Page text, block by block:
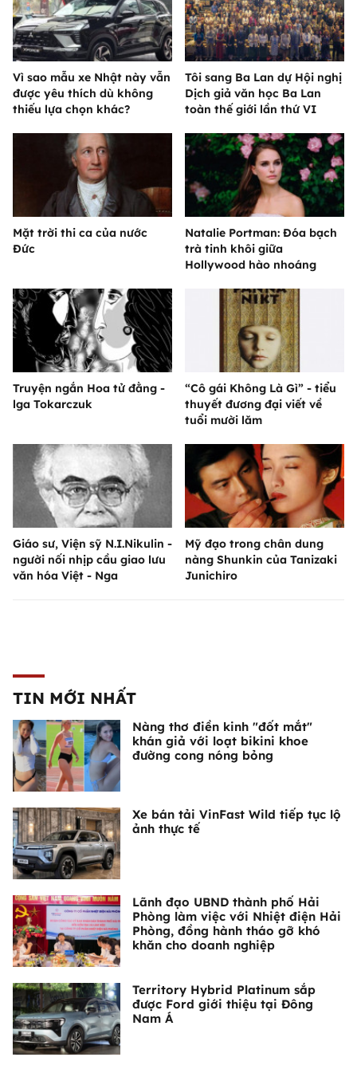
Vì sao mẫu xe Nhật này vẫn
được yêu thích dù không
thiếu lựa chọn khác?
Tôi sang Ba Lan dự Hội nghị
Dịch giả văn học Ba Lan
toàn thế giới lần thứ VI
Mặt trời thi ca của nước
Đức
Natalie Portman: Đóa bạch
trà tinh khôi giữa
Hollywood hào nhoáng
Truyện ngắn Hoa tử đằng -
lga Tokarczuk
“Cô gái Không Là Gì” - tiểu
thuyết đương đại viết về
tuổi mười lăm
Giáo sư, Viện sỹ N.I.Nikulin -
người nối nhịp cầu giao lưu
văn hóa Việt - Nga
Mỹ đạo trong chân dung
nàng Shunkin của Tanizaki
Junichiro
TIN MỚI NHẤT
Nàng thơ điền kinh "đốt mắt"
khán giả với loạt bikini khoe
đường cong nóng bỏng
Xe bán tải VinFast Wild tiếp tục lộ
ảnh thực tế
Lãnh đạo UBND thành phố Hải
Phòng làm việc với Nhiệt điện Hải
Phòng, đồng hành tháo gỡ khó
khăn cho doanh nghiệp
Territory Hybrid Platinum sắp
được Ford giới thiệu tại Đông
Nam Á